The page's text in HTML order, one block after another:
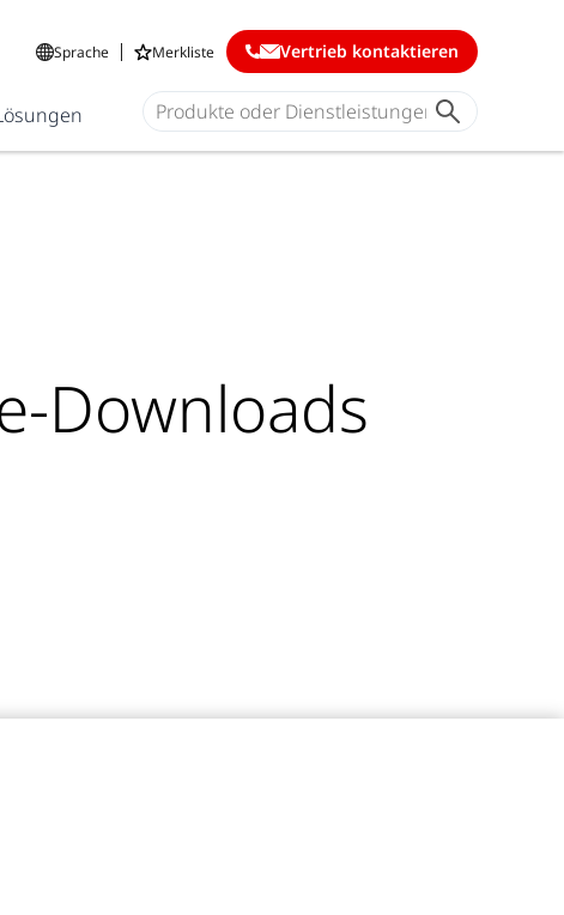
Sprache Merkliste Vertrieb kontaktieren
Downloads